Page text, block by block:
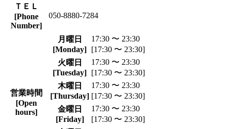
ＴＥＬ
[Phone
Number]
050-8880-7284
営業時間
[Open
hours]
月曜日
[Monday]
17:30 〜 23:30
[17:30 〜 23:30]
火曜日
[Tuesday]
17:30 〜 23:30
[17:30 〜 23:30]
木曜日
[Thursday]
17:30 〜 23:30
[17:30 〜 23:30]
金曜日
[Friday]
17:30 〜 23:30
[17:30 〜 23:30]